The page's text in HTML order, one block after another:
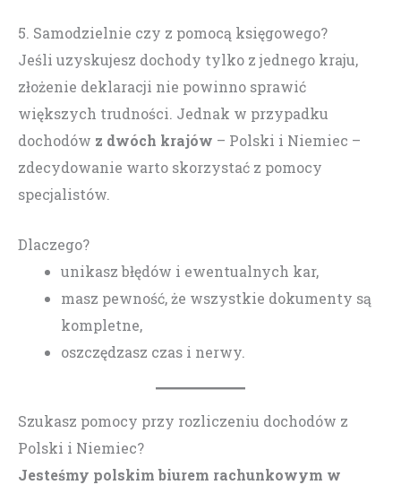
5. Samodzielnie czy z pomocą księgowego?
Jeśli uzyskujesz dochody tylko z jednego kraju,
złożenie deklaracji nie powinno sprawić
większych trudności. Jednak w przypadku
dochodów z dwóch krajów – Polski i Niemiec –
zdecydowanie warto skorzystać z pomocy
specjalistów.
Dlaczego?
unikasz błędów i ewentualnych kar,
masz pewność, że wszystkie dokumenty są
kompletne,
oszczędzasz czas i nerwy.
Szukasz pomocy przy rozliczeniu dochodów z
Polski i Niemiec?
Jesteśmy polskim biurem rachunkowym w